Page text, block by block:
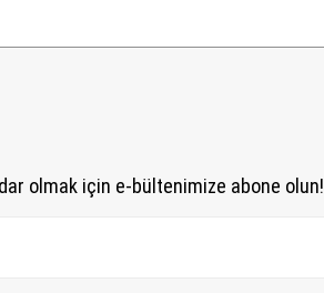
olmak için e-bültenimize abone olun!